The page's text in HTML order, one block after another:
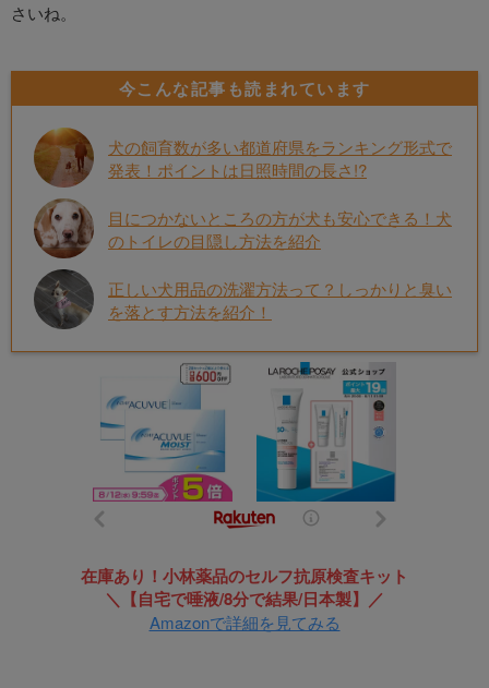
さいね。
今こんな記事も読まれています
犬の飼育数が多い都道府県をランキング形式で
発表！ポイントは日照時間の長さ!?
目につかないところの方が犬も安心できる！犬
のトイレの目隠し方法を紹介
正しい犬用品の洗濯方法って？しっかりと臭い
を落とす方法を紹介！
在庫あり！小林薬品のセルフ抗原検査キット
＼【自宅で唾液/8分で結果/日本製】／
Amazonで詳細を見てみる